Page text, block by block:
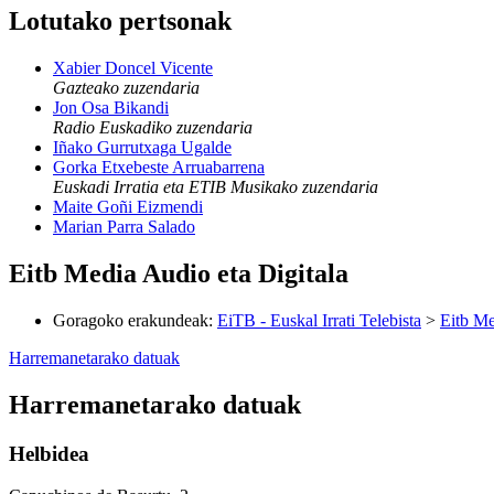
Lotutako pertsonak
Xabier Doncel Vicente
Gazteako zuzendaria
Jon Osa Bikandi
Radio Euskadiko zuzendaria
Iñako Gurrutxaga Ugalde
Gorka Etxebeste Arruabarrena
Euskadi Irratia eta ETIB Musikako zuzendaria
Maite Goñi Eizmendi
Marian Parra Salado
Eitb Media Audio eta Digitala
Goragoko erakundeak: EiTB - Euskal Irrati Telebista > Eitb
Harremanetarako datuak
Harremanetarako datuak
Helbidea